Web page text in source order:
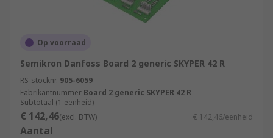
Op voorraad
Semikron Danfoss Board 2 generic SKYPER 42 R
RS-stocknr. 905-6059
Fabrikantnummer Board 2 generic SKYPER 42 R
Subtotaal (1 eenheid)
€ 142,46(excl. BTW) € 142,46/eenheid
Aantal